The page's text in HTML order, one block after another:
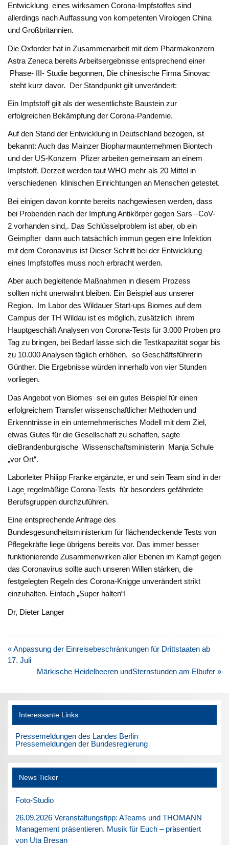
Entwicklung eines wirksamen Corona-Impfstoffes sind
allerdings nach Auffassung von kompetenten Virologen China
und Großbritannien.
Die Oxforder hat in Zusammenarbeit mit dem Pharmakonzern
Astra Zeneca bereits Arbeitsergebnisse entsprechend einer
Phase- III- Studie begonnen, Die chinesische Firma Sinovac
steht kurz davor. Der Standpunkt gilt unverändert:
Ein Impfstoff gilt als der wesentlichste Baustein zur
erfolgreichen Bekämpfung der Corona-Pandemie.
Auf den Stand der Entwicklung in Deutschland bezogen, ist
bekannt: Auch das Mainzer Biopharmaunternehmen Biontech
und der US-Konzern Pfizer arbeiten gemeinsam an einem
Impfstoff. Derzeit werden taut WHO mehr als 20 Mittel in
verschiedenen klinischen Einrichtungen an Menschen getestet.
Bei einigen davon konnte bereits nachgewiesen werden, dass
bei Probenden nach der Impfung Antikörper gegen Sars –CoV-
2 vorhanden sind,. Das Schlüsselproblem ist aber, ob ein
Geimpfter dann auch tatsächlich immun gegen eine Infektion
mit dem Coronavirus ist Dieser Schritt bei der Entwicklung
eines Impfstoffes muss noch erbracht werden.
Aber auch begleitende Maßnahmen in diesem Prozess
sollten nicht unerwähnt bleiben. Ein Beispiel aus unserer
Region. Im Labor des Wildauer Start-ups Biomes auf dem
Campus der TH Wildau ist es möglich, zusätzlich ihrem
Hauptgeschäft Analysen von Corona-Tests für 3.000 Proben pro
Tag zu bringen, bei Bedarf lasse sich die Testkapazität sogar bis
zu 10.000 Analysen täglich erhöhen, so Geschäftsführerin
Günther. Die Ergebnisse würden innerhalb von vier Stunden
vorliegen.
Das Angebot von Biomes sei ein gutes Beispiel für einen
erfolgreichem Transfer wissenschaftlicher Methoden und
Erkenntnisse in ein unternehmerisches Modell mit dem Ziel,
etwas Gutes für die Gesellschaft zu schaffen, sagte
dieBrandenburgische Wissenschaftsministerin Manja Schule
„vor Ort“.
Laborleiter Philipp Franke ergänzte, er und sein Team sind in der
Lage, regelmäßige Corona-Tests für besonders gefährdete
Berufsgruppen durchzuführen.
Eine entsprechende Anfrage des
Bundesgesundheitsministerium für flächendeckende Tests von
Pflegekräfte liege übrigens bereits vor. Das immer besser
funktionierende Zusammenwirken aller Ebenen im Kampf gegen
das Coronavirus sollte auch unseren Willen stärken, die
festgelegten Regeln des Corona-Knigge unverändert strikt
einzuhalten. Einfach „Super halten“!
Dr, Dieter Langer
Beitragsnavigation
« Anpassung der Einreisebeschränkungen für Drittstaaten ab
17. Juli
Märkische Heidelbeeren undSternstunden am Elbufer »
Interessante Links
Pressemeldungen des Landes Berlin
Pressemeldungen der Bundesregierung
News Ticker
Foto-Studio
26.09.2026 Veranstaltungstipp: ATeams und THOMANN
Management präsentieren. Musik für Euch – präsentiert
von Uta Bresan